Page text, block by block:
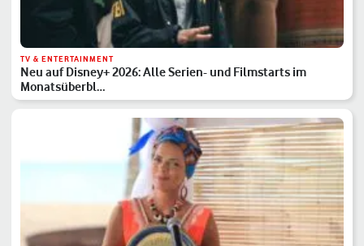
TV & ENTERTAINMENT
Neu auf Disney+ 2026: Alle Serien- und Filmstarts im
Monatsüberbl…